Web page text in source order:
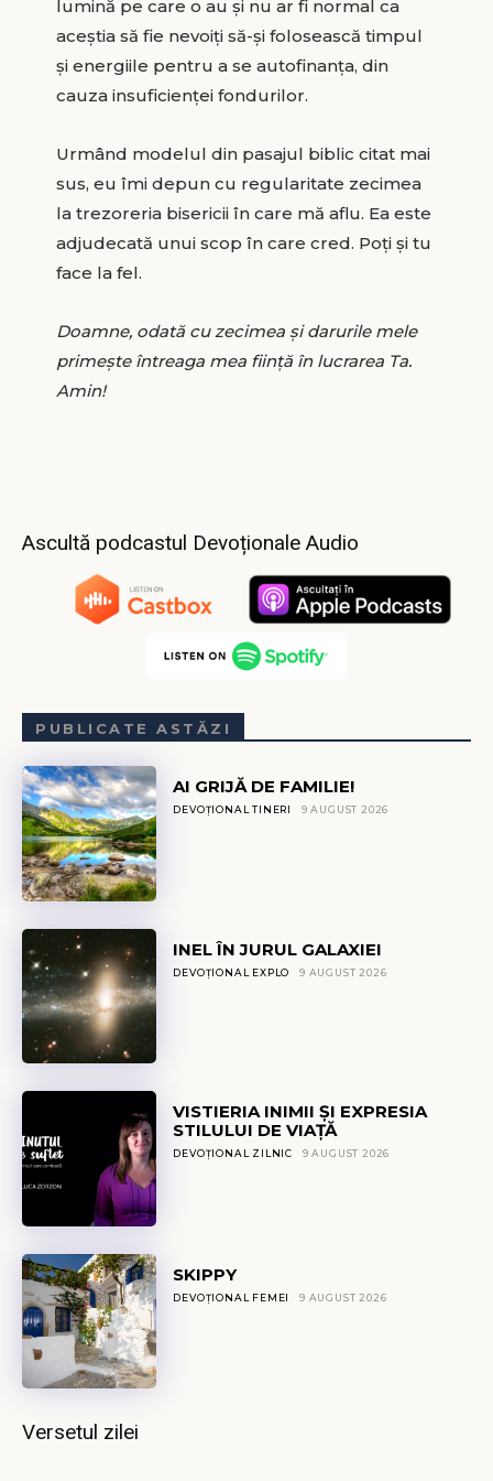
lumină pe care o au și nu ar fi normal ca
aceștia să fie nevoiți să-și folosească timpul
și energiile pentru a se autofinanța, din
cauza insuficienței fondurilor.
Urmând modelul din pasajul biblic citat mai
sus, eu îmi depun cu regularitate zecimea
la trezoreria bisericii în care mă aflu. Ea este
adjudecată unui scop în care cred. Poți și tu
face la fel.
Doamne, odată cu zecimea și darurile mele
primește întreaga mea ființă în lucrarea Ta.
Amin!
Ascultă podcastul Devoționale Audio
PUBLICATE ASTĂZI
AI GRIJĂ DE FAMILIE!
DEVOȚIONAL TINERI 9 AUGUST 2026
INEL ÎN JURUL GALAXIEI
DEVOȚIONAL EXPLO 9 AUGUST 2026
VISTIERIA INIMII ȘI EXPRESIA
STILULUI DE VIAȚĂ
DEVOȚIONAL ZILNIC 9 AUGUST 2026
SKIPPY
DEVOȚIONAL FEMEI 9 AUGUST 2026
Versetul zilei